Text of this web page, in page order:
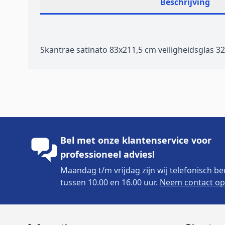
Skantrae satinato 83x211,5 cm veiligheidsglas
Bel met onze klantenservice voor
professioneel advies!
Maandag t/m vrijdag zijn wij telefonisch
tussen 10.00 en 16.00 uur. Neem contact